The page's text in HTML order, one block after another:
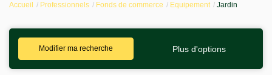
Locations
Accueil Professionnels Fonds de commerce Equipement Jardin
Modifier ma recherche Plus d'options